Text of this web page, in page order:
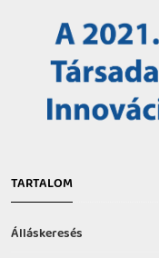
TARTALOM
Álláskeresés